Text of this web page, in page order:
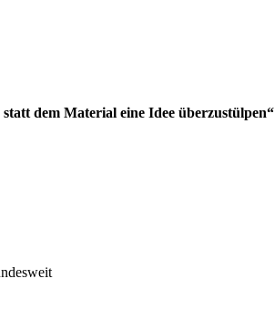
dem Material eine Idee überzustülpen“